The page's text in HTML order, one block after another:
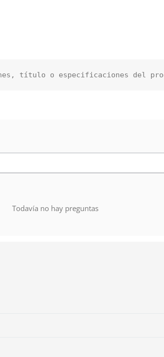
título o especificaciones del
Todavía no hay preguntas